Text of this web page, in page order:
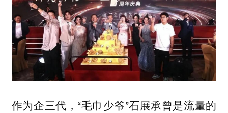
作为企三代，“毛巾少爷”石展承曾是流量的